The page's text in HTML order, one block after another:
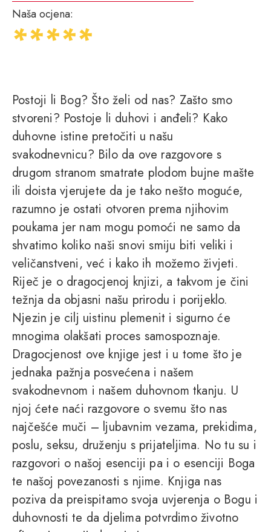
Naša ocjena:
Postoji li Bog? Što želi od nas? Zašto smo
stvoreni? Postoje li duhovi i anđeli? Kako
duhovne istine pretočiti u našu
svakodnevnicu? Bilo da ove razgovore s
drugom stranom smatrate plodom bujne mašte
ili doista vjerujete da je tako nešto moguće,
razumno je ostati otvoren prema njihovim
poukama jer nam mogu pomoći ne samo da
shvatimo koliko naši snovi smiju biti veliki i
veličanstveni, već i kako ih možemo živjeti.
Riječ je o dragocjenoj knjizi, a takvom je čini
težnja da objasni našu prirodu i porijeklo.
Njezin je cilj uistinu plemenit i sigurno će
mnogima olakšati proces samospoznaje.
Dragocjenost ove knjige jest i u tome što je
jednaka pažnja posvećena i našem
svakodnevnom i našem duhovnom tkanju. U
njoj ćete naći razgovore o svemu što nas
najčešće muči – ljubavnim vezama, prekidima,
poslu, seksu, druženju s prijateljima. No tu su i
razgovori o našoj esenciji pa i o esenciji Boga
te našoj povezanosti s njime. Knjiga nas
poziva da preispitamo svoja uvjerenja o Bogu i
duhovnosti te da djelima potvrdimo životno